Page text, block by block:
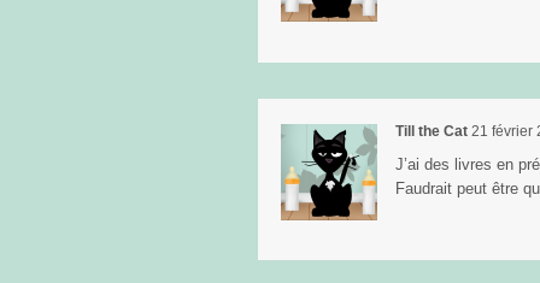
Till the Cat 21 février
J’ai des livres en
Faudrait peut être